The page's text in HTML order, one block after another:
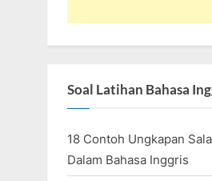
Soal Latihan Bahasa
18 Contoh Ungkapan
Dalam Bahasa Inggris